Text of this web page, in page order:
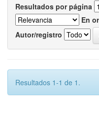
Resultados por página
En
Autor/registro
Resultados 1-1 de 1.